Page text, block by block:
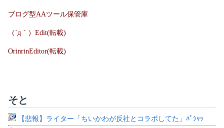
ブログ型AAツール保管庫
（´д｀）Edit(転載)
OrinrinEditor(転載)
そと
【悲報】ライター「ちいかわが反社とコラボしてた」ﾊﾟｼｬｯ